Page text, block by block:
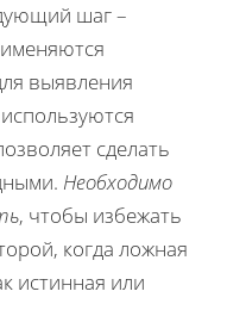
шаг –
выявления
сделать
Необходимо
, чтобы избежать
когда ложная
истинная или